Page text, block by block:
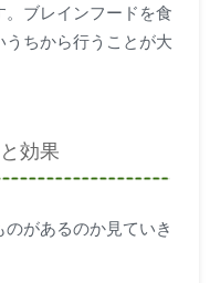
ブレインフードを食
ちから行うことが大
効果
があるのか見ていき